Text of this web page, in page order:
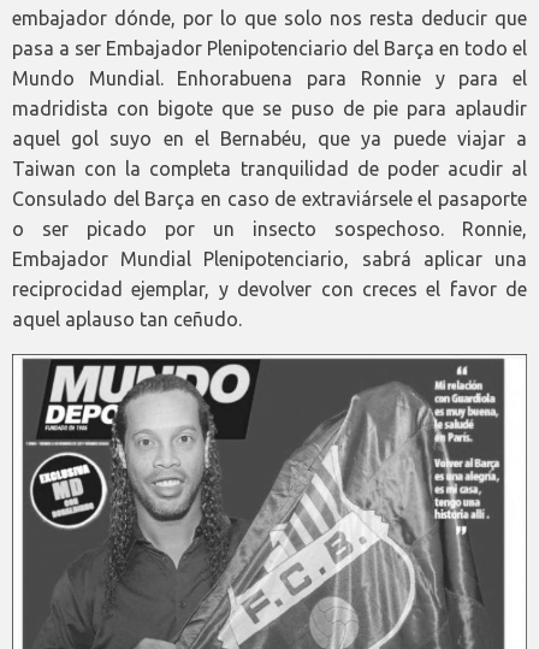
embajador dónde, por lo que solo nos resta deducir que
pasa a ser Embajador Plenipotenciario del Barça en todo el
Mundo Mundial. Enhorabuena para Ronnie y para el
madridista con bigote que se puso de pie para aplaudir
aquel gol suyo en el Bernabéu, que ya puede viajar a
Taiwan con la completa tranquilidad de poder acudir al
Consulado del Barça en caso de extraviársele el pasaporte
o ser picado por un insecto sospechoso. Ronnie,
Embajador Mundial Plenipotenciario, sabrá aplicar una
reciprocidad ejemplar, y devolver con creces el favor de
aquel aplauso tan ceñudo.